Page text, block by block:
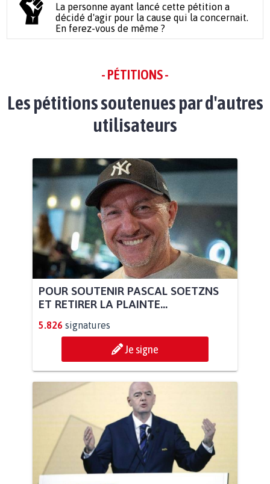
La personne ayant lancé cette pétition a
décidé d'agir pour la cause qui la concernait.
En ferez-vous de même ?
- PÉTITIONS -
Les pétitions soutenues par d'autres
utilisateurs
POUR SOUTENIR PASCAL SOETZNS
ET RETIRER LA PLAINTE...
5.826 signatures
Je signe